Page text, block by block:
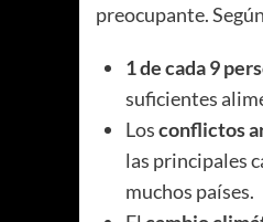
preocupante.
1 de cada 9
suficientes
Losconflictos
las principales
muchos países.